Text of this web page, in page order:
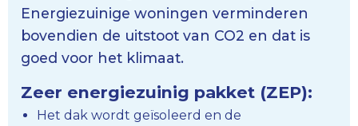
Energiezuinige woningen verminderen
bovendien de uitstoot van CO2 en dat is
goed voor het klimaat.
Zeer energiezuinig pakket (ZEP):
Het dak wordt geïsoleerd en de